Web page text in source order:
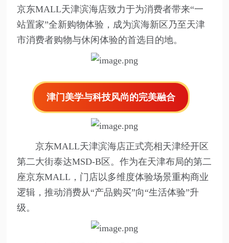
京东MALL天津滨海店致力于为消费者带来“一
站置家”全新购物体验，成为滨海新区乃至天津
市消费者购物与休闲体验的首选目的地。
津门美学与科技风尚的完美融合
京东MALL天津滨海店正式亮相天津经开区
第二大街泰达MSD-B区。作为在天津布局的第二
座京东MALL，门店以多维度体验场景重构商业
逻辑，推动消费从“产品购买”向“生活体验”升
级。